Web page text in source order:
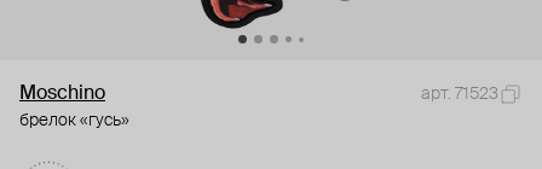
Moschino
арт. 71523
брелок «гусь»